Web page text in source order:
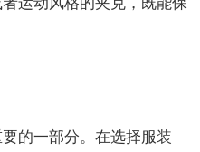
的一部分。在选择服装